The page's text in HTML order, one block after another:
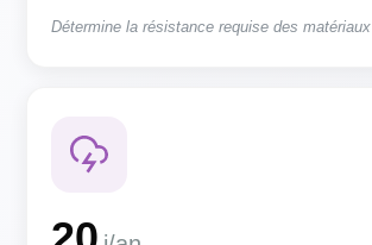
Détermine la résistance requise des matériaux